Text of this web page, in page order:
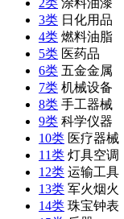
2类 涂料油漆
3类 日化用品
4类 燃料油脂
5类 医药品
6类 五金金属
7类 机械设备
8类 手工器械
9类 科学仪器
10类 医疗器械
11类 灯具空调
12类 运输工具
13类 军火烟火
14类 珠宝钟表